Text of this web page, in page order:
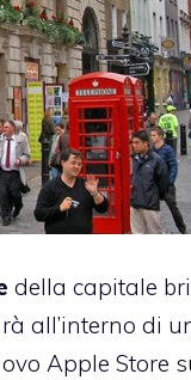
della capitale
all’interno di
Apple Store